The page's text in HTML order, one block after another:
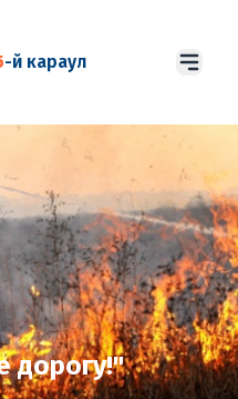
-й караул
дорогу!"